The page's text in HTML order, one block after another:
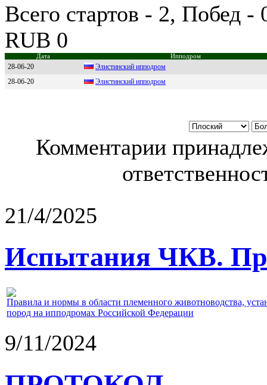
Всего стартов - 2, Побед
RUB 0
Дата Ипподром
28-06-20
Элиcтинcкий иппoдрoм
28-06-20
Элистинский ипподpом
Комментарии
21/4/2025
Испытания ЧКВ.
Правила и нормы в области племенного животноводства,
пород на ипподромах Российской Федерации
9/11/2024